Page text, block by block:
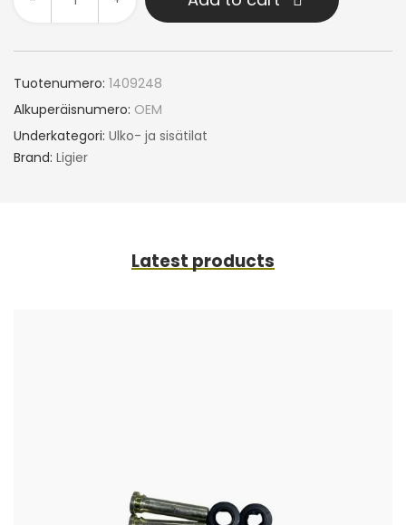
Tuotenumero: 1409248
Alkuperäisnumero: OEM
Underkategori: Ulko- ja sisätilat
Brand: Ligier
Latest products